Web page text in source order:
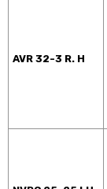
AVR 32-3 R. H